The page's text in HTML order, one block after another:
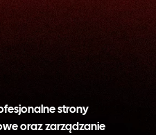
strony
oraz zarządzanie